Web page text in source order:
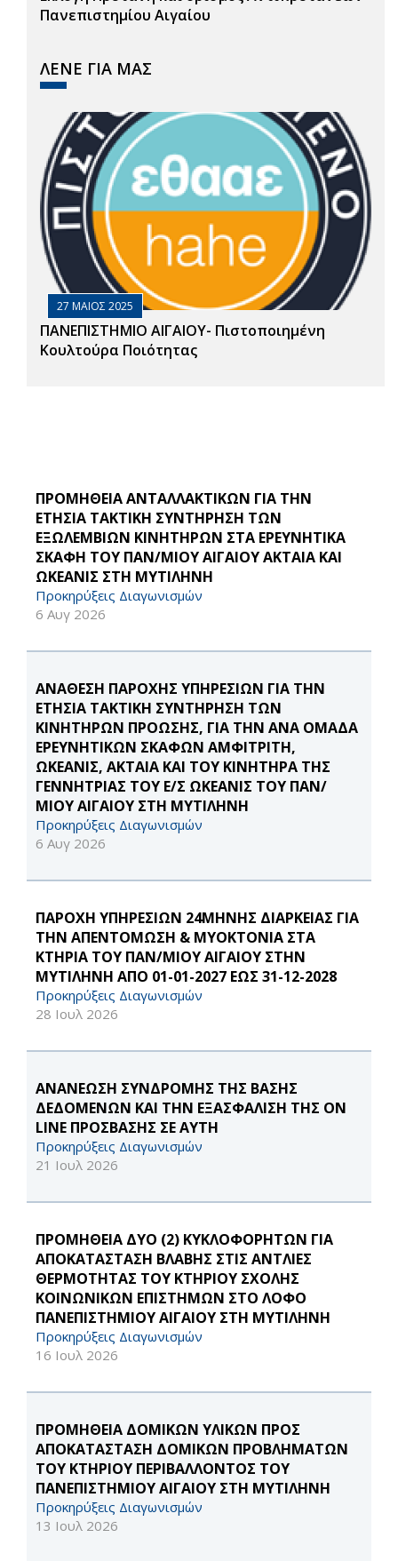
Πανεπιστημίου Αιγαίου
ΛΕΝΕ ΓΙΑ ΜΑΣ
27 ΜΑΙΟΣ 2025
ΠΑΝΕΠΙΣΤΗΜΙΟ ΑΙΓΑΙΟΥ- Πιστοποιημένη
Κουλτούρα Ποιότητας
ΠΡΟΜΗΘΕΙΑ ΑΝΤΑΛΛΑΚΤΙΚΩΝ ΓΙΑ ΤΗΝ
ΕΤΗΣΙΑ ΤΑΚΤΙΚΗ ΣΥΝΤΗΡΗΣΗ ΤΩΝ
ΕΞΩΛΕΜΒΙΩΝ ΚΙΝΗΤΗΡΩΝ ΣΤΑ ΕΡΕΥΝΗΤΙΚΑ
ΣΚΑΦΗ ΤΟΥ ΠΑΝ/ΜΙΟΥ ΑΙΓΑΙΟΥ ΑΚΤΑΙΑ ΚΑΙ
ΩΚΕΑΝΙΣ ΣΤΗ ΜΥΤΙΛΗΝΗ
Προκηρύξεις Διαγωνισμών
6 Αυγ 2026
ΑΝΑΘΕΣΗ ΠΑΡΟΧΗΣ ΥΠΗΡΕΣΙΩΝ ΓΙΑ ΤΗΝ
ΕΤΗΣΙΑ ΤΑΚΤΙΚΗ ΣΥΝΤΗΡΗΣΗ ΤΩΝ
ΚΙΝΗΤΗΡΩΝ ΠΡΟΩΣΗΣ, ΓΙΑ ΤΗΝ ΑΝΑ ΟΜΑΔΑ
ΕΡΕΥΝΗΤΙΚΩΝ ΣΚΑΦΩΝ ΑΜΦΙΤΡΙΤΗ,
ΩΚΕΑΝΙΣ, ΑΚΤΑΙΑ ΚΑΙ ΤΟΥ ΚΙΝΗΤΗΡΑ ΤΗΣ
ΓΕΝΝΗΤΡΙΑΣ ΤΟΥ Ε/Σ ΩΚΕΑΝΙΣ ΤΟΥ ΠΑΝ/
ΜΙΟΥ ΑΙΓΑΙΟΥ ΣΤΗ ΜΥΤΙΛΗΝΗ
Προκηρύξεις Διαγωνισμών
6 Αυγ 2026
ΠΑΡΟΧΗ ΥΠΗΡΕΣΙΩΝ 24ΜΗΝΗΣ ΔΙΑΡΚΕΙΑΣ ΓΙΑ
ΤΗΝ ΑΠΕΝΤΟΜΩΣΗ & ΜΥΟΚΤΟΝΙΑ ΣΤΑ
ΚΤΗΡΙΑ ΤΟΥ ΠΑΝ/ΜΙΟΥ ΑΙΓΑΙΟΥ ΣΤΗΝ
ΜΥΤΙΛΗΝΗ ΑΠΟ 01-01-2027 ΕΩΣ 31-12-2028
Προκηρύξεις Διαγωνισμών
28 Ιουλ 2026
ΑΝΑΝΕΩΣΗ ΣΥΝΔΡΟΜΗΣ ΤΗΣ ΒΑΣΗΣ
ΔΕΔΟΜΕΝΩΝ ΚΑΙ ΤΗΝ ΕΞΑΣΦΑΛΙΣΗ ΤΗΣ ON
LINE ΠΡΟΣΒΑΣΗΣ ΣΕ ΑΥΤΗ
Προκηρύξεις Διαγωνισμών
21 Ιουλ 2026
ΠΡΟΜΗΘΕΙΑ ΔΥΟ (2) ΚΥΚΛΟΦΟΡΗΤΩΝ ΓΙΑ
ΑΠΟΚΑΤΑΣΤΑΣΗ ΒΛΑΒΗΣ ΣΤΙΣ ΑΝΤΛΙΕΣ
ΘΕΡΜΟΤΗΤΑΣ ΤΟΥ ΚΤΗΡΙΟΥ ΣΧΟΛΗΣ
ΚΟΙΝΩΝΙΚΩΝ ΕΠΙΣΤΗΜΩΝ ΣΤΟ ΛΟΦΟ
ΠΑΝΕΠΙΣΤΗΜΙΟΥ ΑΙΓΑΙΟΥ ΣΤΗ ΜΥΤΙΛΗΝΗ
Προκηρύξεις Διαγωνισμών
16 Ιουλ 2026
ΠΡΟΜΗΘΕΙΑ ΔΟΜΙΚΩΝ ΥΛΙΚΩΝ ΠΡΟΣ
ΑΠΟΚΑΤΑΣΤΑΣΗ ΔΟΜΙΚΩΝ ΠΡΟΒΛΗΜΑΤΩΝ
ΤΟΥ ΚΤΗΡΙΟΥ ΠΕΡΙΒΑΛΛΟΝΤΟΣ ΤΟΥ
ΠΑΝΕΠΙΣΤΗΜΙΟΥ ΑΙΓΑΙΟΥ ΣΤΗ ΜΥΤΙΛΗΝΗ
Προκηρύξεις Διαγωνισμών
13 Ιουλ 2026